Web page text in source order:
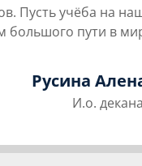
Пусть учёба на
большого пути в
Русина
И.о.